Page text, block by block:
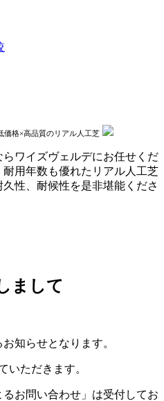
価格×高品質のリアル人工芝
ワイズヴェルデにお任せくだ
用年数も優れたリアル人工芝
性、耐候性を是非堪能くださ
まして
知らせとなります。
いただきます。
るお問い合わせ」は受付してお